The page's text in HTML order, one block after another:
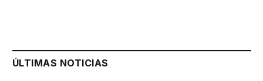
ÚLTIMAS NOTICIAS